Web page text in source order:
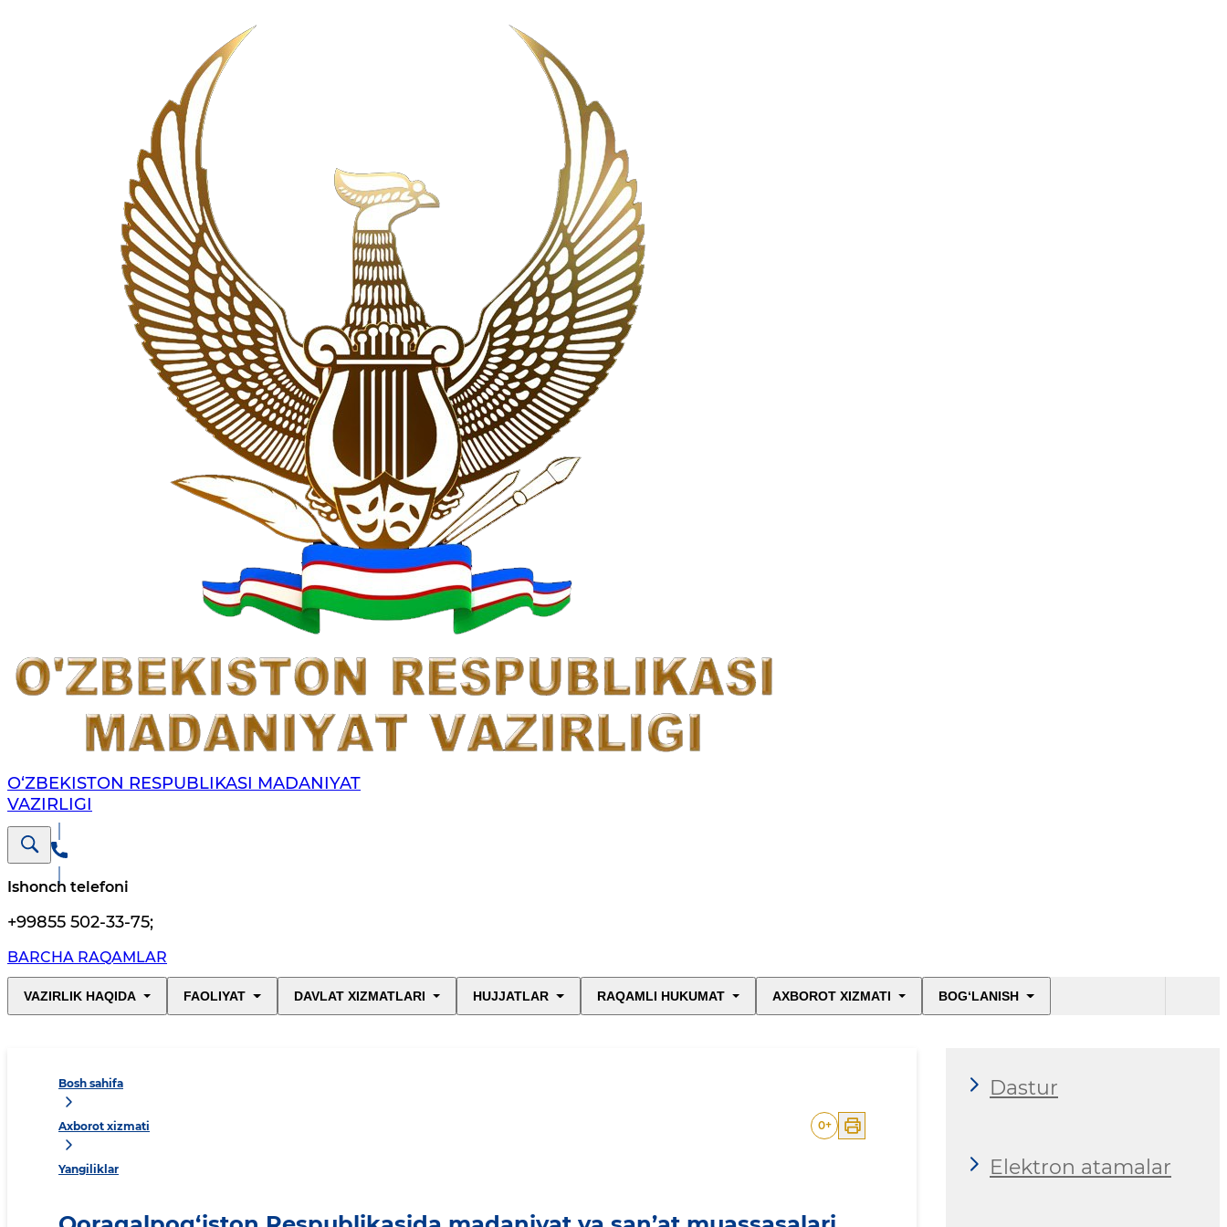
O‘ZBEKISTON RESPUBLIKASI MADANIYAT
VAZIRLIGI
Ishonch telefoni
+99855 502-33-75;
BARCHA RAQAMLAR
VAZIRLIK HAQIDA FAOLIYAT DAVLAT XIZMATLARI HUJJATLAR RAQAMLI HUKUMAT AXBOROT XIZMATI BOG‘LANISH
Bosh sahifa
Axborot xizmati
Yangiliklar
0+
Dastur
Elektron atamalar